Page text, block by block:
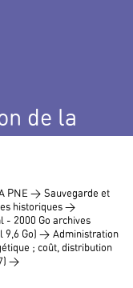
de la
PNE > Sauvegarde et
historiques >
- 2000 Go archives
9,6 Go) > Administration
; coût, distribution
>